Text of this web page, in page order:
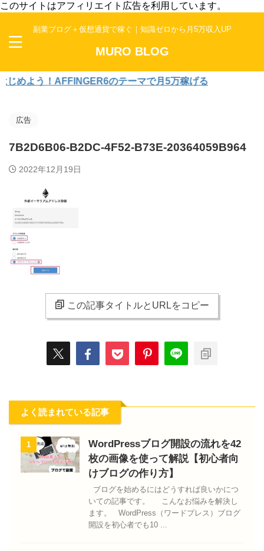
このサイトはアフィリエイト広告を利用しています。
副業ブログ＋仮想通貨で稼ぐ｜知識ゼロから月5万収入UP
MURO BLOG
よう！AFFINGER6のテーマで月5万稼げる
広告
7B2D6B06-B2DC-4F52-B73E-20364059B964
2022年12月19日
この記事タイトルとURLをコピー
よく読まれている記事
1
WordPressブログ開設の流れを42
枚の画像を使って解説【初心者向
けブログの作り方】
ブログを始めるにはどうすれば良いかにつ
いての記事です。 こんなお悩みを解決し
ます。 WordPress（ワードプレス）ブログ
開設を初心者でも10 ...